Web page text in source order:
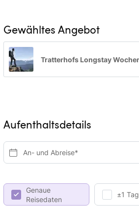
Gewähltes Angebot
Aufenthaltsdetails
An- und Abreise*
Genaue
Reisedaten
±1 Tag